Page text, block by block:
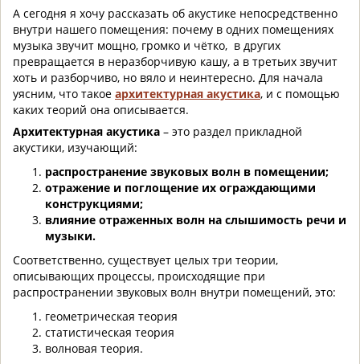
А сегодня я хочу рассказать об акустике непосредственно
внутри нашего помещения: почему в одних помещениях
музыка звучит мощно, громко и чётко, в других
превращается в неразборчивую кашу, а в третьих звучит
хоть и разборчиво, но вяло и неинтересно. Для начала
уясним, что такое архитектурная акустика, и с помощью
каких теорий она описывается.
Архитектурная акустика – это раздел прикладной
акустики, изучающий:
распространение звуковых волн в помещении;
отражение и поглощение их ограждающими
конструкциями;
влияние отраженных волн на слышимость речи и
музыки.
Соответственно, существует целых три теории,
описывающих процессы, происходящие при
распространении звуковых волн внутри помещений, это:
геометрическая теория
статистическая теория
волновая теория.